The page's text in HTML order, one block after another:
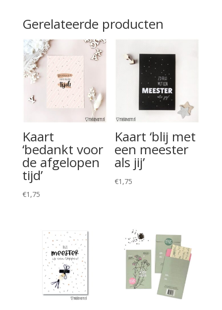
Gerelateerde producten
Kaart
‘bedankt voor
de afgelopen
tijd’
€1,75
Kaart ‘blij met
een meester
als jij’
€1,75